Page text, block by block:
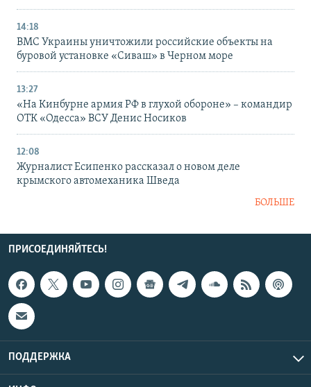
14:18
ВМС Украины уничтожили российские объекты на
буровой установке «Сиваш» в Черном море
13:27
«На Кинбурне армия РФ в глухой обороне» – командир
ОТК «Одесса» ВСУ Денис Носиков
12:08
Журналист Есипенко рассказал о новом деле
крымского автомеханика Шведа
БОЛЬШЕ
ПРИСОЕДИНЯЙТЕСЬ!
ПОДДЕРЖКА